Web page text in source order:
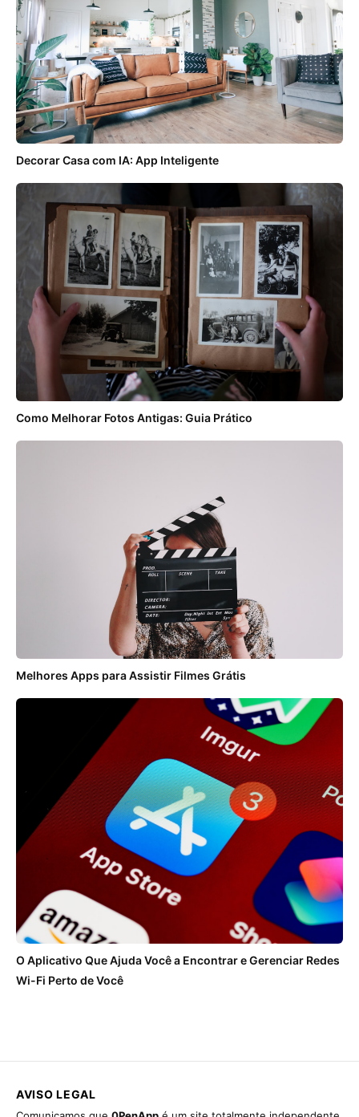
Decorar Casa com IA: App Inteligente
Como Melhorar Fotos Antigas: Guia Prático
Melhores Apps para Assistir Filmes Grátis
O Aplicativo Que Ajuda Você a Encontrar e Gerenciar Redes
Wi-Fi Perto de Você
AVISO LEGAL